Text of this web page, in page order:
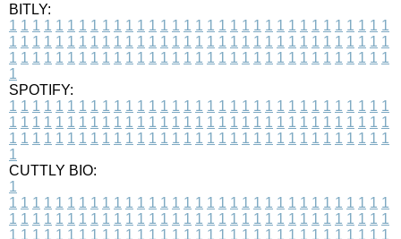
BITLY:
1 1 1 1 1 1 1 1 1 1 1 1 1 1 1 1 1 1 1 1 1 1 1 1 1 1 1 1 1 1 1 1 1
1 1 1 1 1 1 1 1 1 1 1 1 1 1 1 1 1 1 1 1 1 1 1 1 1 1 1 1 1 1 1 1 1
1 1 1 1 1 1 1 1 1 1 1 1 1 1 1 1 1 1 1 1 1 1 1 1 1 1 1 1 1 1 1 1 1
1
SPOTIFY:
1 1 1 1 1 1 1 1 1 1 1 1 1 1 1 1 1 1 1 1 1 1 1 1 1 1 1 1 1 1 1 1 1
1 1 1 1 1 1 1 1 1 1 1 1 1 1 1 1 1 1 1 1 1 1 1 1 1 1 1 1 1 1 1 1 1
1 1 1 1 1 1 1 1 1 1 1 1 1 1 1 1 1 1 1 1 1 1 1 1 1 1 1 1 1 1 1 1 1
1
CUTTLY BIO:
1
1 1 1 1 1 1 1 1 1 1 1 1 1 1 1 1 1 1 1 1 1 1 1 1 1 1 1 1 1 1 1 1 1
1 1 1 1 1 1 1 1 1 1 1 1 1 1 1 1 1 1 1 1 1 1 1 1 1 1 1 1 1 1 1 1 1
1 1 1 1 1 1 1 1 1 1 1 1 1 1 1 1 1 1 1 1 1 1 1 1 1 1 1 1 1 1 1 1 1